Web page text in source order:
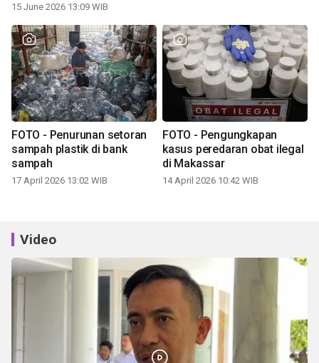
15 June 2026 13:09 WIB
FOTO - Penurunan setoran
sampah plastik di bank
sampah
17 April 2026 13:02 WIB
FOTO - Pengungkapan
kasus peredaran obat ilegal
di Makassar
14 April 2026 10:42 WIB
Video